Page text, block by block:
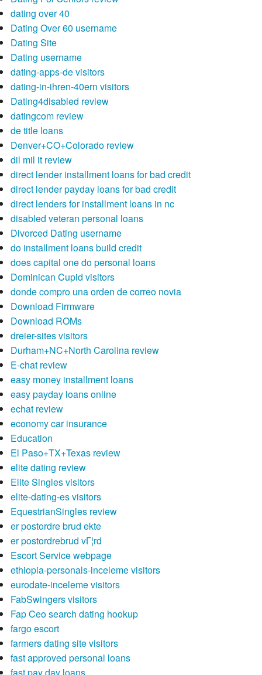
dating over 40
Dating Over 60 username
Dating Site
Dating username
dating-apps-de visitors
dating-in-ihren-40ern visitors
Dating4disabled review
datingcom review
de title loans
Denver+CO+Colorado review
dil mil it review
direct lender installment loans for bad credit
direct lender payday loans for bad credit
direct lenders for installment loans in nc
disabled veteran personal loans
Divorced Dating username
do installment loans build credit
does capital one do personal loans
Dominican Cupid visitors
donde compro una orden de correo novia
Download Firmware
Download ROMs
dreier-sites visitors
Durham+NC+North Carolina review
E-chat review
easy money installment loans
easy payday loans online
echat review
economy car insurance
Education
El Paso+TX+Texas review
elite dating review
Elite Singles visitors
elite-dating-es visitors
EquestrianSingles review
er postordre brud ekte
er postordrebrud vГ¦rd
Escort Service webpage
ethiopia-personals-inceleme visitors
eurodate-inceleme visitors
FabSwingers visitors
Fap Ceo search dating hookup
fargo escort
farmers dating site visitors
fast approved personal loans